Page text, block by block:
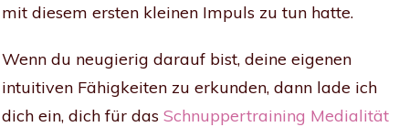
mit diesem ersten kleinen Impuls zu tun hatte.
Wenn du neugierig darauf bist, deine eigenen
intuitiven Fähigkeiten zu erkunden, dann lade ich
dich ein, dich für das Schnuppertraining Medialität